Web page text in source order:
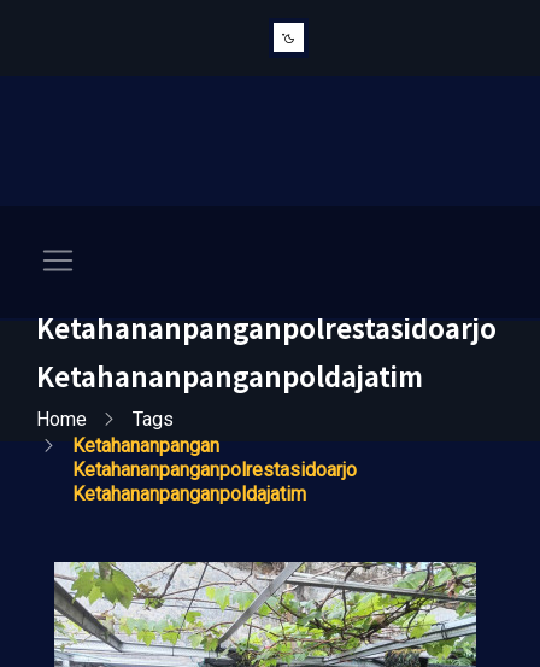
Ketahananpangan
Ketahananpanganpolrestasidoarjo
Ketahananpanganpoldajatim
Home
Tags
Ketahananpangan
Ketahananpanganpolrestasidoarjo
Ketahananpanganpoldajatim